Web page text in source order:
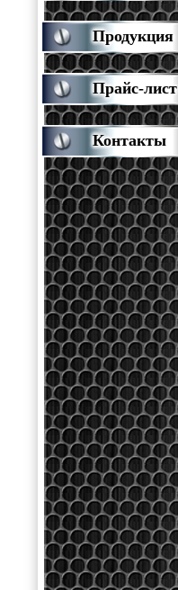
Продукция
Прайс-лист
Контакты